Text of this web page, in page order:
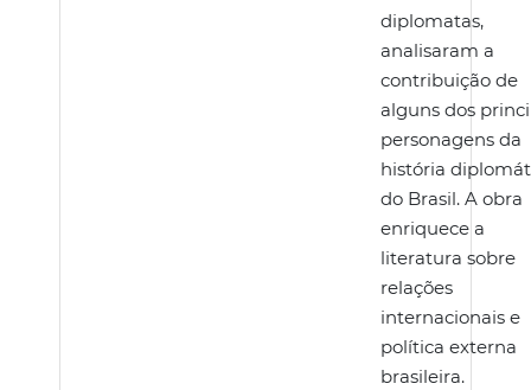
diplomatas,
analisaram a
contribuição de
alguns dos
personagens da
história
do Brasil. A obra
enriquece a
literatura sobre
relações
internacionais e
política externa
brasileira.